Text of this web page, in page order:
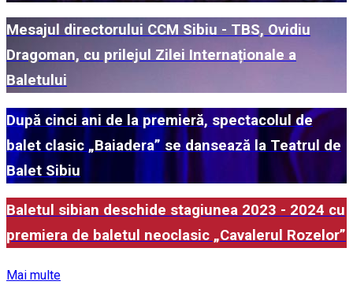
Mesajul directorului CCM Sibiu - TBS, Ovidiu
Dragoman, cu prilejul Zilei Internaționale a
Baletului
După cinci ani de la premieră, spectacolul de
balet clasic „Baiadera” se dansează la Teatrul de
Balet Sibiu
Baletul sibian deschide stagiunea 2023 - 2024 cu
premiera de baletul neoclasic „Cavalerul Rozelor”
Mai multe